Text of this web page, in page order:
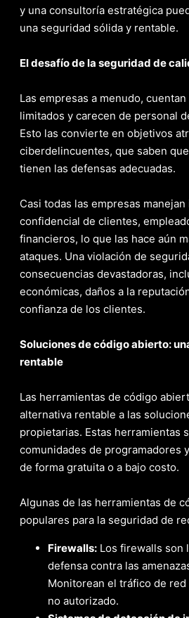
y una consultoría estratégica
una seguridad sólida y rentable.
El desafío de la seguridad de
Las empresas a menudo,
limitados y carecen de personal
Esto las convierte en objetivos
ciberdelincuentes, que saben
tienen las defensas adecuadas.
Casi todas las empresas
confidencial de clientes,
financieros, lo que las hace aún
ataques. Una violación de
consecuencias devastadoras,
económicas, daños a la
confianza de los clientes.
Soluciones de código abierto:
rentable
Las herramientas de código
alternativa rentable a las
propietarias. Estas herramientas
comunidades de programadores
de forma gratuita o a bajo costo.
Algunas de las herramientas de
populares para la seguridad de
Firewalls: Los firewalls son
defensa contra las
Monitorean el tráfico de
no autorizado.